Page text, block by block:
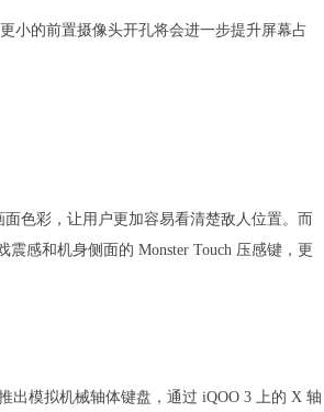
小的前置摄像头开孔将会进一步提升屏幕占
色彩，让用户更加容易看清楚敌人位置。而
感和机身侧面的 Monster Touch 压感键，更
出模拟机械轴体键盘，通过 iQOO 3 上的 X 轴